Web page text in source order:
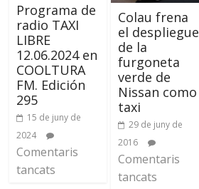
Programa de
radio TAXI
LIBRE
12.06.2024 en
COOLTURA
FM. Edición
295
15 de juny de
2024
Comentaris
tancats
Colau frena
el despliegue
de la
furgoneta
verde de
Nissan como
taxi
29 de juny de
2016
Comentaris
tancats